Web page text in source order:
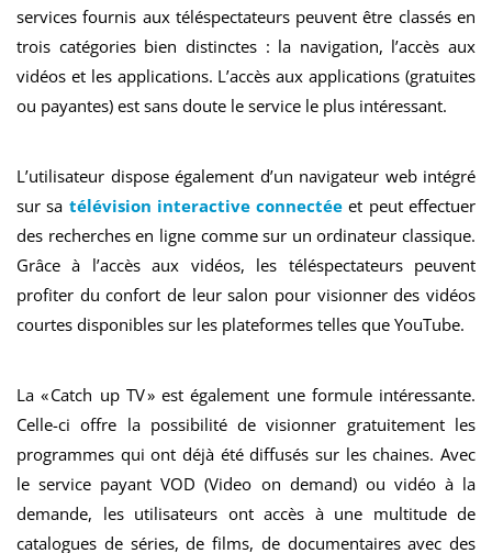
services fournis aux téléspectateurs peuvent être classés en
trois catégories bien distinctes : la navigation, l’accès aux
vidéos et les applications. L’accès aux applications (gratuites
ou payantes) est sans doute le service le plus intéressant.
L’utilisateur dispose également d’un navigateur web intégré
sur sa télévision interactive connectée et peut effectuer
des recherches en ligne comme sur un ordinateur classique.
Grâce à l’accès aux vidéos, les téléspectateurs peuvent
profiter du confort de leur salon pour visionner des vidéos
courtes disponibles sur les plateformes telles que YouTube.
La « Catch up TV » est également une formule intéressante.
Celle-ci offre la possibilité de visionner gratuitement les
programmes qui ont déjà été diffusés sur les chaines. Avec
le service payant VOD (Video on demand) ou vidéo à la
demande, les utilisateurs ont accès à une multitude de
catalogues de séries, de films, de documentaires avec des